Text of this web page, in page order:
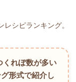
シピランキング。
くれぽ数が多い
形式で紹介し